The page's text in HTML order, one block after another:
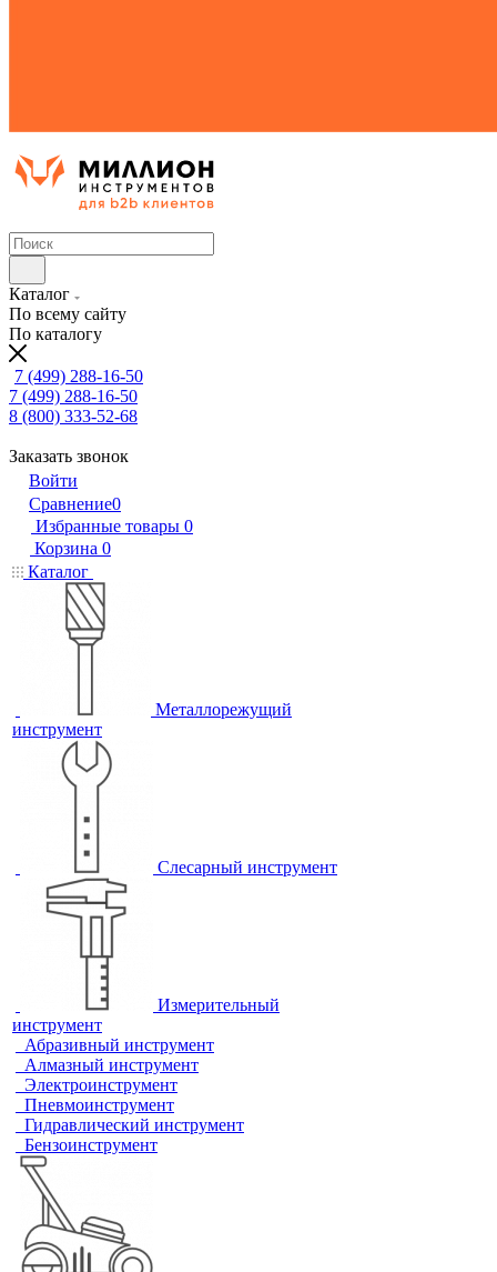
Каталог
По всему сайту
По каталогу
7 (499) 288-16-50
7 (499) 288-16-50
8 (800) 333-52-68
Заказать звонок
Войти
Сравнение0
Избранные товары 0
Корзина 0
Каталог
Металлорежущий
инструмент
Слесарный инструмент
Измерительный
инструмент
Абразивный инструмент
Алмазный инструмент
Электроинструмент
Пневмоинструмент
Гидравлический инструмент
Бензоинструмент